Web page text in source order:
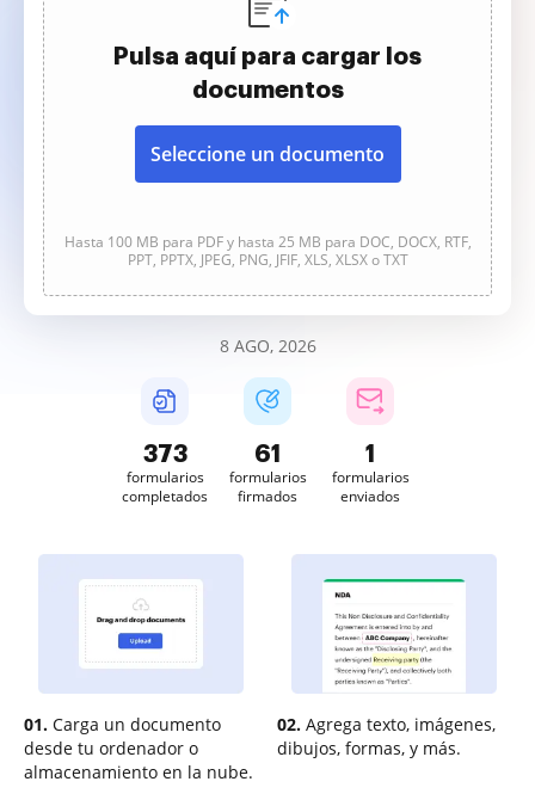
Pulsa aquí para cargar los
documentos
Seleccione un documento
Hasta 100 MB para PDF y hasta 25 MB para DOC, DOCX, RTF,
PPT, PPTX, JPEG, PNG, JFIF, XLS, XLSX o TXT
8 AGO, 2026
373
formularios
completados
61
formularios
firmados
1
formularios
enviados
01. Carga un documento
desde tu ordenador o
almacenamiento en la nube.
02. Agrega texto, imágenes,
dibujos, formas, y más.